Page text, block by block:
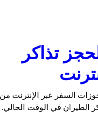
لحجز تذاكر
السفر عبر الإنترنت من
الطيران في الوقت